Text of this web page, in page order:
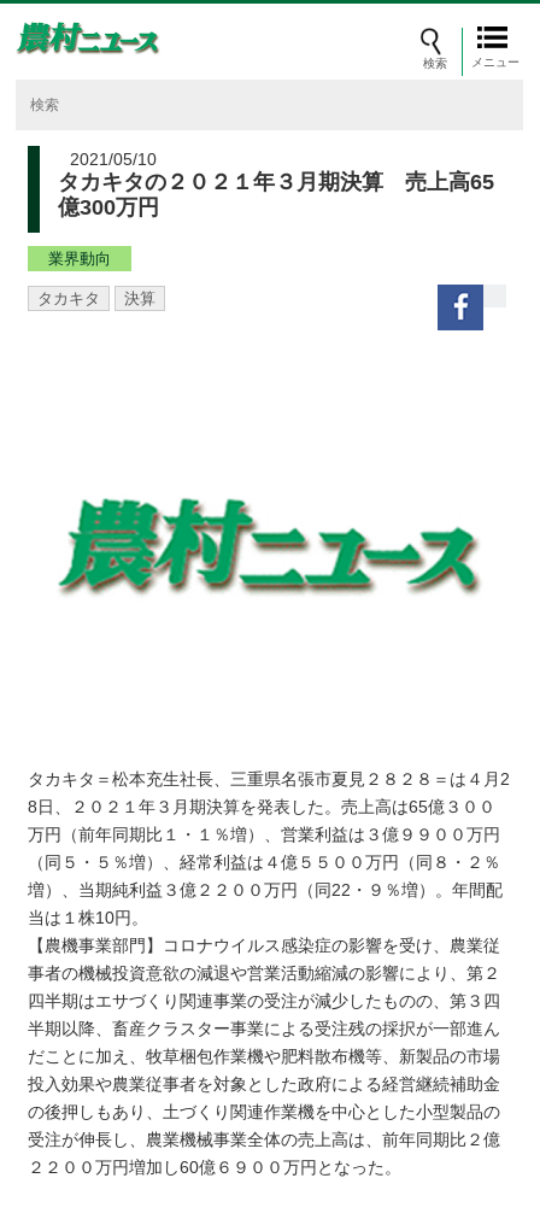
メニュー
2021/05/10
タカキタの２０２１年３月期決算 売上高65
億300万円
業界動向
タカキタ 決算
タカキタ＝松本充生社長、三重県名張市夏見２８２８＝は４月2
8日、２０２１年３月期決算を発表した。売上高は65億３００
万円（前年同期比１・１％増）、営業利益は３億９９００万円
（同５・５％増）、経常利益は４億５５００万円（同８・２％
増）、当期純利益３億２２００万円（同22・９％増）。年間配
当は１株10円。
【農機事業部門】コロナウイルス感染症の影響を受け、農業従
事者の機械投資意欲の減退や営業活動縮減の影響により、第２
四半期はエサづくり関連事業の受注が減少したものの、第３四
半期以降、畜産クラスター事業による受注残の採択が一部進ん
だことに加え、牧草梱包作業機や肥料散布機等、新製品の市場
投入効果や農業従事者を対象とした政府による経営継続補助金
の後押しもあり、土づくり関連作業機を中心とした小型製品の
受注が伸長し、農業機械事業全体の売上高は、前年同期比２億
２２００万円増加し60億６９００万円となった。